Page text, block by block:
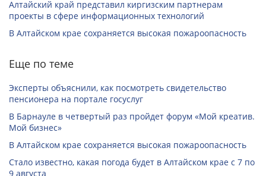
Алтайский край представил киргизским партнерам
проекты в сфере информационных технологий
В Алтайском крае сохраняется высокая пожароопасность
Еще по теме
Эксперты объяснили, как посмотреть свидетельство
пенсионера на портале госуслуг
В Барнауле в четвертый раз пройдет форум «Мой креатив.
Мой бизнес»
В Алтайском крае сохраняется высокая пожароопасность
Стало известно, какая погода будет в Алтайском крае с 7 по
9 августа